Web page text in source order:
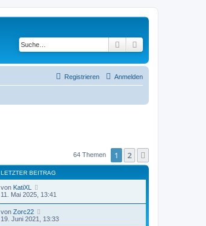
Suche
Anmelden
Registrieren
64 Themen 1 2
LETZTER BEITRAG
von KatiXL
11. Mai 2025, 13:41
von Zorc22
19. Juni 2021, 13:33